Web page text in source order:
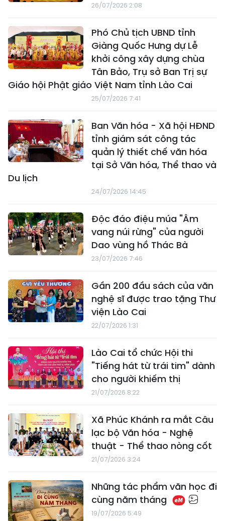
26/07/2026 2:08
Phó Chủ tịch UBND tỉnh
Giàng Quốc Hưng dự Lễ
khởi công xây dựng chùa
Tân Bảo, Trụ sở Ban Trị sự
Giáo hội Phật giáo Việt Nam tỉnh Lào Cai
25/07/2026 7:41
Ban Văn hóa - Xã hội HĐND
tỉnh giám sát công tác
quản lý thiết chế văn hóa
tại Sở Văn hóa, Thể thao và
Du lịch
24/07/2026 14:45
Độc đáo điệu múa "Âm
vang núi rừng" của người
Dao vùng hồ Thác Bà
23/07/2026 7:46
Gần 200 đầu sách của văn
nghệ sĩ được trao tặng Thư
viện Lào Cai
22/07/2026 1:31
Lào Cai tổ chức Hội thi
"Tiếng hát từ trái tim" dành
cho người khiếm thị
21/07/2026 8:22
Xã Phúc Khánh ra mắt Câu
lạc bộ Văn hóa - Nghệ
thuật - Thể thao nòng cốt
21/07/2026 3:24
​Những tác phẩm văn học đi
cùng năm tháng
19/07/2026 5:49